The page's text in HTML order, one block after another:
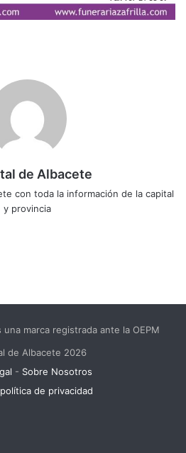
de Albacete
con toda la información de la capital
y provincia
marca registrada ante la OEPM
de Albacete 2026
- Sobre Nosotros
de privacidad